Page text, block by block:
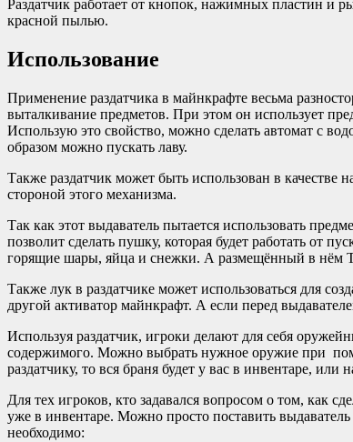
Раздатчик работает от кнопок, нажимных пластин и
красной пылью.
Использование
Применение раздатчика в майнкрафте весьма
выталкивание предметов. При этом он использует
Использую это свойство, можно сделать автомат с
образом можно пускать лаву.
Также раздатчик может быть использован в качестве
стороной этого механизма.
Так как этот выдаватель пытается использовать
позволит сделать пушку, которая будет работать от
горящие шары, яйца и снежки. А размещённый в нём
Также лук в раздатчике может использоваться для
другой активатор майнкрафт. А если перед
Используя раздатчик, игроки делают для себя
содержимого. Можно выбрать нужное оружие при
раздатчику, то вся браня будет у вас в инвентаре, или
Для тех игроков, кто задавался вопросом о том, как
уже в инвентаре. Можно просто поставить
необходимо: